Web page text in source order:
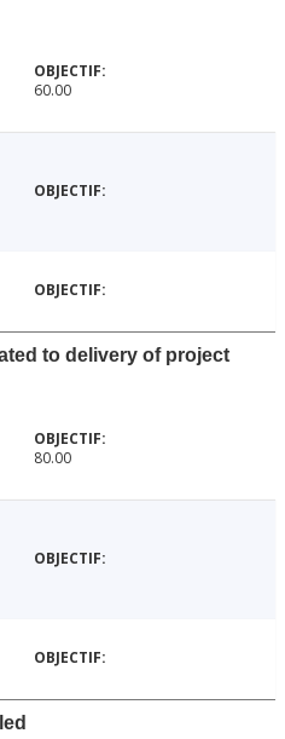
60.00
to delivery of project
80.00